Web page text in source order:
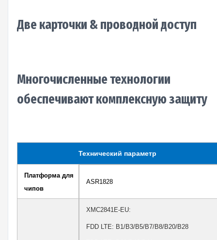
Две карточки & проводной доступ
Многочисленные технологии
обеспечивают комплексную защиту
Технический параметр
Платформа для
чипов
ASR1828
XMC2841E-EU:
FDD LTE: B1/B3/B5/B7/B8/B20/B28